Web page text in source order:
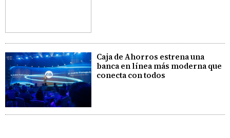
Caja de Ahorros estrena una
banca en línea más moderna que
conecta con todos